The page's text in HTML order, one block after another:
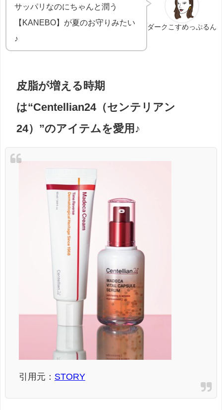
ダークこすめっぷるん
サッパリなのにちゃんと潤う
【KANEBO】が夏のお守りみたい
♪
皮脂が増える時期
は“Centellian24（センテリアン
24）”のアイテムを愛用♪
引用元： STORY